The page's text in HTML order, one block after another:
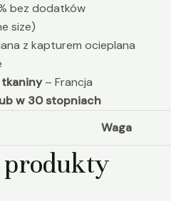
bez dodatków
size)
z kapturem ocieplana
– Francja
w 30 stopniach
Waga
produkty